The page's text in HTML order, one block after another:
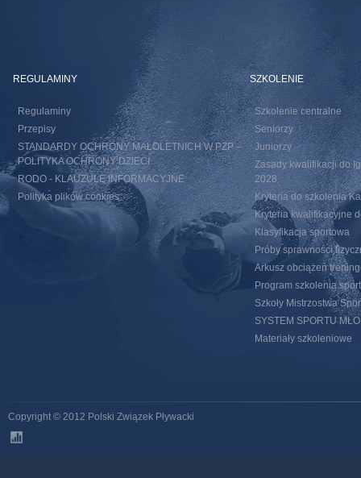
REGULAMINY
Regulaminy
Przepisy
STANDARDY OCHRONY MAŁOLETNICH W PZP –
POLITYKA OCHRONY DZIECI
RODO - KLAUZULE INFORMACYJNE
Polityka plików cookies
SZKOLENIE
Szkolenie centralne
Seniorzy
Juniorzy
Zasady kwalifikacji do
2028
Kryteria do szkolenia
Kryteria kwalifikacyjne
Klasyfikacja sportowa
Próby sprawności
Arkusz obciążeń
Program szkolenia
Szkoły Mistrzostwa
SYSTEM SPORTU
Materiały szkoleniowe
Copyright © 2012 Polski Związek Pływacki